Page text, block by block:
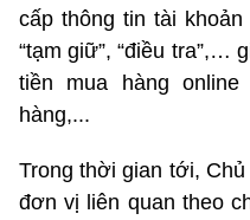
cấp thông tin tài
“tạm giữ”, “điều tra”,…
tiền mua hàng
hàng,...
Trong thời gian tới,
đơn vị liên quan theo